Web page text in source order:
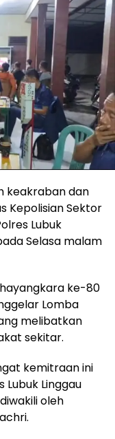
keakraban dan
Kepolisian Sektor
Lubuk
Selasa malam
ke-80
Lomba
melibatkan
sekitar.
kemitraan ini
Linggau
oleh